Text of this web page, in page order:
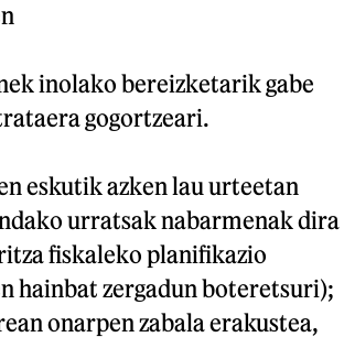
inolako bereizketarik gabe
gogortzeari.
eskutik azken lau urteetan
urratsak nabarmenak dira
fiskaleko planifikazio
hainbat zergadun boteretsuri);
onarpen zabala erakustea,